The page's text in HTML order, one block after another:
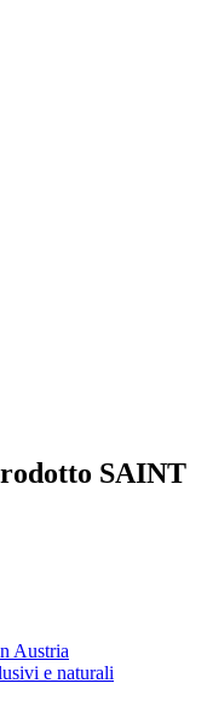
SAINT
Austria
e naturali